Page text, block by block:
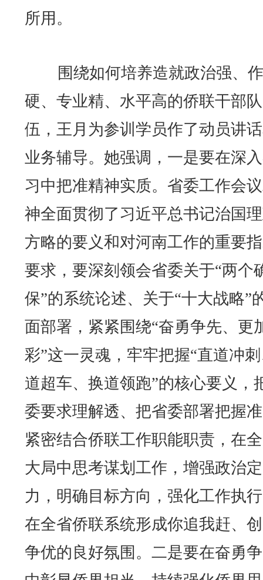
所用。
围绕如何培养造就政治强、
硬、专业精、水平高的侨联干部队
伍，王月为参训学员作了动员讲
业务辅导。她强调，一是要在深
习中把准精神实质。省委工作会
神全面贯彻了习近平总书记治国
方略的要义和对河南工作的重要
要求，要深刻领会省委关于“两个
保”的系统论述、关于“十大战略”
面部署，紧紧围绕“奋勇争先、更
彩”这一灵魂，牢牢把握“直道冲
道超车、换道领跑”的核心要义，
委要求理解透、把省委部署把握
紧密结合侨联工作职能职责，在
大局中思考谋划工作，增强政治定
力，明确目标方向，强化工作执
在全省侨联系统形成你追我赶、
争优的良好氛围。二是要在奋勇